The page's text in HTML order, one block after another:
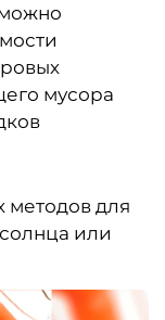
мусора
методов для
или